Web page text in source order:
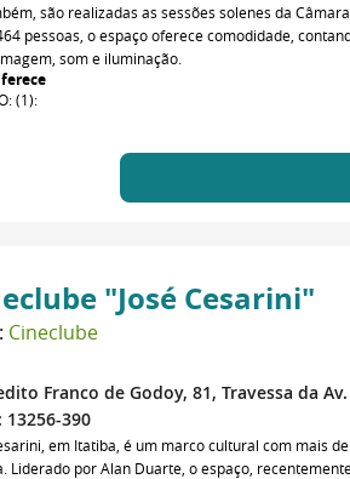
são realizadas as sessões solenes da
pessoas, o espaço oferece comodidade,
som e iluminação.
(1):
"José Cesarini"
Cineclube
Franco de Godoy, 81, Travessa da
13256-390
em Itatiba, é um marco cultural com mais
Liderado por Alan Duarte, o espaço,